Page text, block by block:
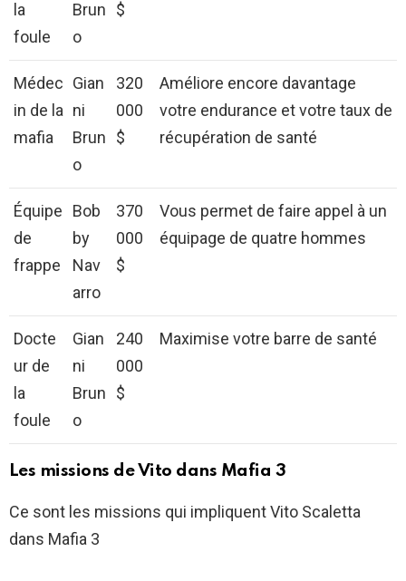
la
foule
Brun
o
$
Médec
in de la
mafia
Gian
ni
Brun
o
320
000
$
Améliore encore davantage
votre endurance et votre taux de
récupération de santé
Équipe
de
frappe
Bob
by
Nav
arro
370
000
$
Vous permet de faire appel à un
équipage de quatre hommes
Docte
ur de
la
foule
Gian
ni
Brun
o
240
000
$
Maximise votre barre de santé
Les missions de Vito dans Mafia 3
Ce sont les missions qui impliquent Vito Scaletta
dans Mafia 3